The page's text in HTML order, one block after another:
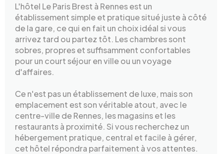
L'hôtel Le Paris Brest à Rennes est un
établissement simple et pratique situé juste à côté
de la gare, ce qui en fait un choix idéal si vous
arrivez tard ou partez tôt. Les chambres sont
sobres, propres et suffisamment confortables
pour un court séjour en ville ou un voyage
d'affaires.
Ce n'est pas un établissement de luxe, mais son
emplacement est son véritable atout, avec le
centre-ville de Rennes, les magasins et les
restaurants à proximité. Si vous recherchez un
hébergement pratique, central et facile à gérer,
cet hôtel répondra parfaitement à vos attentes.